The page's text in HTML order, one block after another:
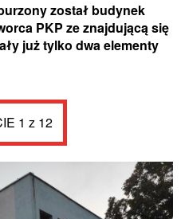
został budynek
PKP ze znajdującą się
już tylko dwa elementy
1 z 12